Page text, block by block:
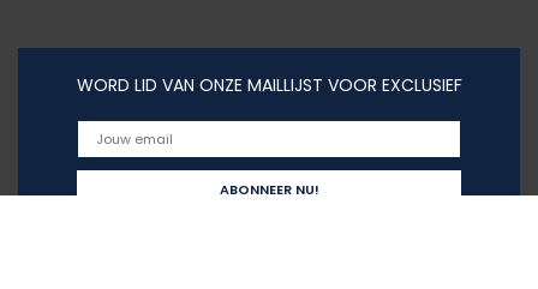
WORD LID VAN ONZE MAILLIJST VOOR EXCLUSIEF